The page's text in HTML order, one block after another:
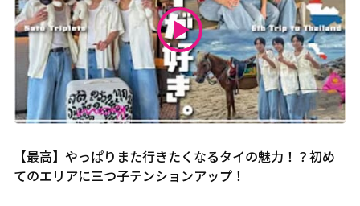
【最高】やっぱりまた行きたくなるタイの魅力！？初め
てのエリアに三つ子テンションアップ！